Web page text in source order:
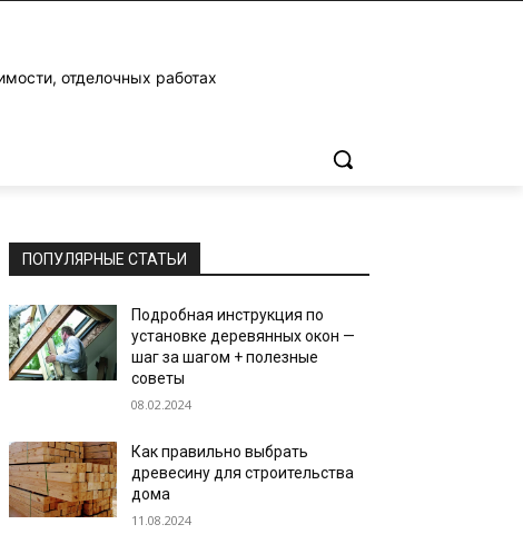
отделочных работах
ПОПУЛЯРНЫЕ СТАТЬИ
Подробная инструкция по
установке деревянных окон —
шаг за шагом + полезные
советы
08.02.2024
Как правильно выбрать
древесину для строительства
дома
11.08.2024